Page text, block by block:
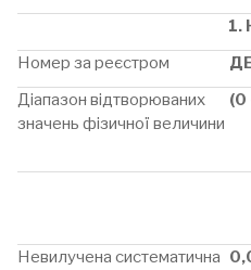
1.
Номер за реєстром
Діапазон відтворюваних
значень фізичної величини
(0
Невилучена систематична